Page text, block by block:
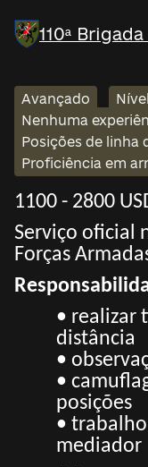
110ª
Avançado
Nenhuma
Posições de linha
Proficiência em
1100 - 2800
Serviço oficial
Forças
• realizar
distância
•
•
posições
•
mediador